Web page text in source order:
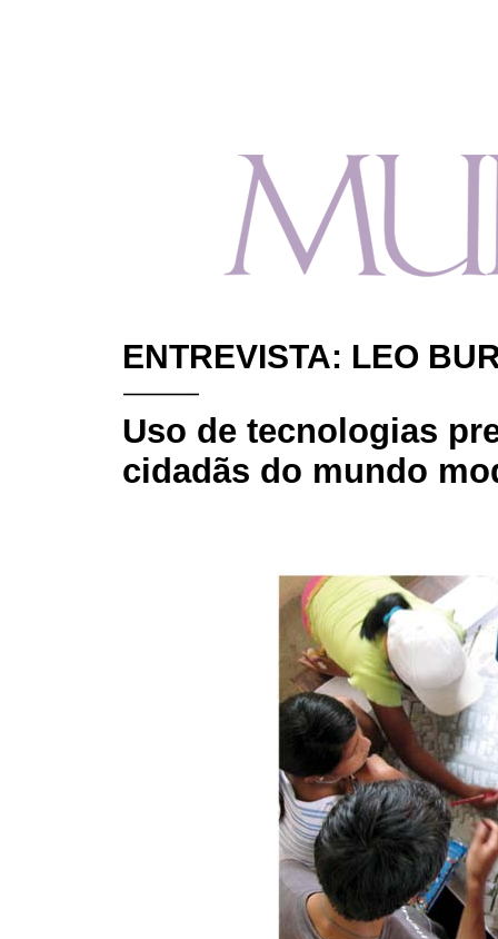
ENTREVISTA: LEO
Uso de tecnologias
cidadãs do mundo